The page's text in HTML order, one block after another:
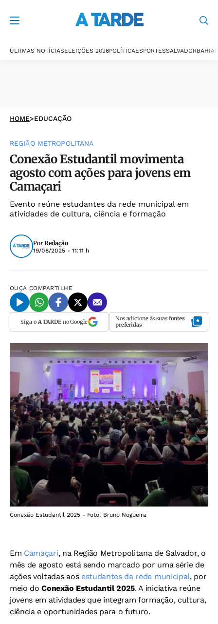
ÚLTIMAS NOTÍCIASELEIÇÕES 2026POLÍTICAESPORTESSALVADORBAHIA
HOME>EDUCAÇÃO
REGIÃO METROPOLITANA
Conexão Estudantil movimenta
agosto com ações para jovens em
Camaçari
Evento reúne estudantes da rede municipal em
atividades de cultura, ciência e formação
Por Redação
19/08/2025 - 11:11 h
OUÇA COMPARTILHE
Siga o A TARDEno Google Nos adicione às suas fontes
preferidas
Conexão Estudantil 2025 - Foto: Bruno Nogueira
Em Camaçari, na Região Metropolitana de Salvador, o
mês de agosto está sendo marcado por uma série de
ações voltadas aos estudantes da rede municipal, por
meio doConexão Estudantil 2025. A iniciativa reúne
jovens em atividades que integram formação, cultura,
ciência e oportunidades para o futuro.